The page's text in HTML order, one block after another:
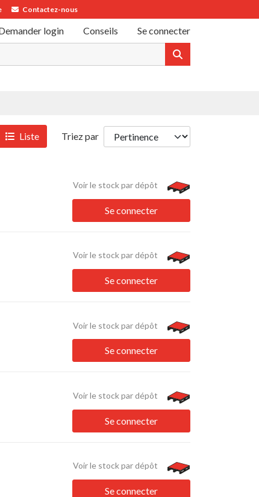
Contactez-nous
login Conseils Se connecter
Liste Triez par
Voir le stock par dépôt
Se connecter
Voir le stock par dépôt
Se connecter
Voir le stock par dépôt
Se connecter
Voir le stock par dépôt
Se connecter
Voir le stock par dépôt
Se connecter